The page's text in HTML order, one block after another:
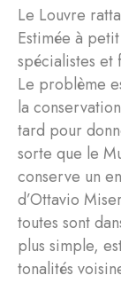
Le Louvre
Estimée à
spécialistes et
Le problème
la
tard pour
sorte que le
conserve un
d’Ottavio
toutes sont
plus simple,
tonalités